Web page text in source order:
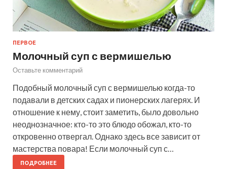
ПЕРВОЕ
Молочный суп с вермишелью
Оставьте комментарий
Подобный молочный суп с вермишелью когда-то
подавали в детских садах и пионерских лагерях. И
отношение к нему, стоит заметить, было довольно
неоднозначное: кто-то это блюдо обожал, кто-то
откровенно отвергал. Однако здесь все зависит от
мастерства повара! Если молочный суп с…
ПОДРОБНЕЕ